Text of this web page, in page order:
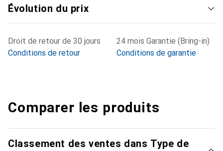
Évolution du prix
Droit de retour de 30 jours
Conditions de retour
24 mois Garantie (Bring-in)
Conditions de garantie
Comparer les produits
Classement des ventes dans Type de